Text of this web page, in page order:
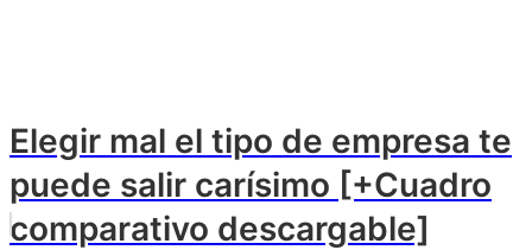
Elegir mal el tipo de empresa te
puede salir carísimo [+Cuadro
comparativo descargable]